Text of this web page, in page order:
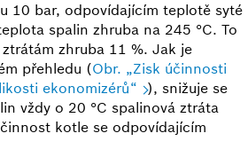
10 bar, odpovídajícím teplotě syté
spalin zhruba na 245 °C. To
zhruba 11 %. Jak je
přehledu (Obr. „Zisk účinnosti
ekonomizérů“
), snižuje se
vždy o 20 °C spalinová ztráta
kotle se odpovídajícím